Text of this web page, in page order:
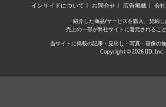
インサイドについて お問合せ 広告掲載 会
紹介した商品/サービスを購入、契約し
売上の一部が弊社サイトに還元されること
当サイトに掲載の記事・見出し・写真・画像の
Copyright © 2026 IID, Inc.